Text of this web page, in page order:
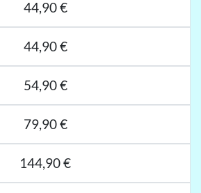
44,90 €
44,90 €
54,90 €
79,90 €
144,90 €